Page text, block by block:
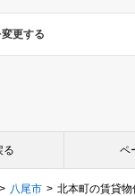
更する
る ペ
八尾市
北本町の賃貸物